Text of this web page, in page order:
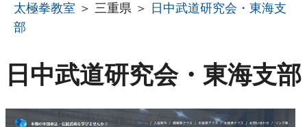
太極拳教室 ＞ 三重県 ＞ 日中武道研究会・東海支
部
日中武道研究会・東海支部